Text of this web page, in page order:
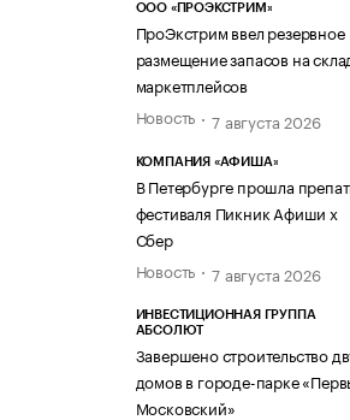
ООО «ПРОЭКСТРИМ»
ПроЭкстрим ввел резервное
размещение запасов на
маркетплейсов
Новость
7 августа 2026
КОМПАНИЯ «АФИША»
В Петербурге прошла
фестиваля Пикник Афиши х
Сбер
Новость
7 августа 2026
ИНВЕСТИЦИОННАЯ ГРУППА
АБСОЛЮТ
Завершено строительство
домов в городе-парке
Московский»